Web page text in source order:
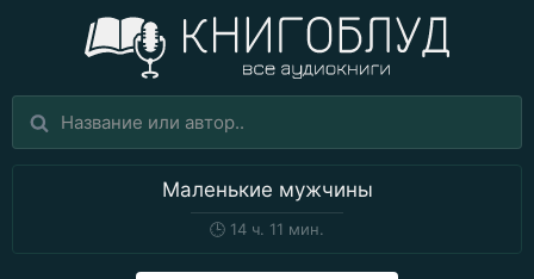
Маленькие мужчины
🕒 14 ч. 11 мин.